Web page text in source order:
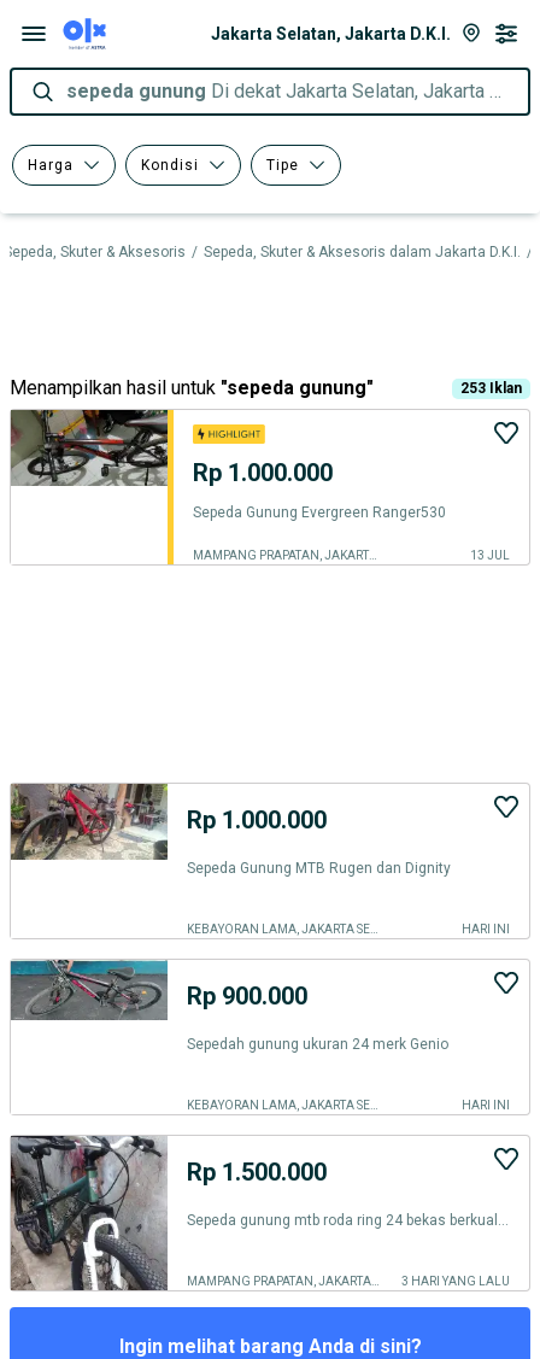
Jakarta Selatan, Jakarta D.K.I.
sepeda gunung Di dekat Jakarta Selatan, Jakarta D.K.I.
Harga Kondisi Tipe
Sepeda, Skuter & Aksesoris / Sepeda, Skuter & Aksesoris dalam Jakarta D.K.I. /
Menampilkan hasil untuk "sepeda gunung" 253 Iklan
Rp 1.000.000
Sepeda Gunung Evergreen Ranger530
MAMPANG PRAPATAN, JAKARTA SELATAN 13 JUL
Rp 1.000.000
Sepeda Gunung MTB Rugen dan Dignity
HARI INI
Rp 900.000
Sepedah gunung ukuran 24 merk Genio
HARI INI
Rp 1.500.000
3 HARI YANG LALU
Ingin melihat barang Anda di sini?